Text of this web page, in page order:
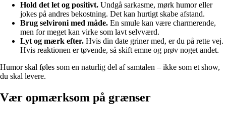
Hold det let og positivt. Undgå sarkasme, mørk humor eller
jokes på andres bekostning. Det kan hurtigt skabe afstand.
Brug selvironi med måde. En smule kan være charmerende,
men for meget kan virke som lavt selvværd.
Lyt og mærk efter. Hvis din date griner med, er du på rette vej.
Hvis reaktionen er tøvende, så skift emne og prøv noget andet.
Humor skal føles som en naturlig del af samtalen – ikke som et show,
du skal levere.
Vær opmærksom på grænser